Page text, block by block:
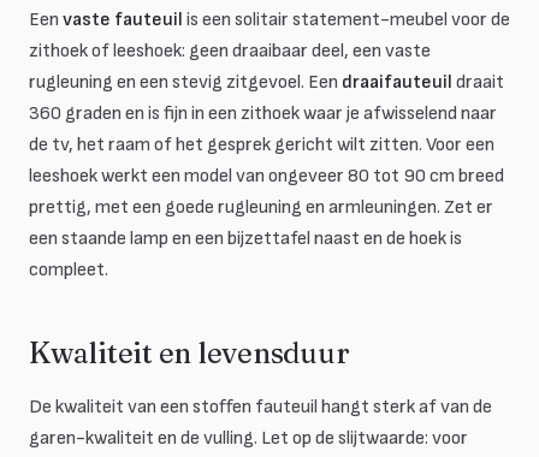
Een vaste fauteuil is een solitair statement-meubel voor de
zithoek of leeshoek: geen draaibaar deel, een vaste
rugleuning en een stevig zitgevoel. Een draaifauteuil draait
360 graden en is fijn in een zithoek waar je afwisselend naar
de tv, het raam of het gesprek gericht wilt zitten. Voor een
leeshoek werkt een model van ongeveer 80 tot 90 cm breed
prettig, met een goede rugleuning en armleuningen. Zet er
een staande lamp en een bijzettafel naast en de hoek is
compleet.
Kwaliteit en levensduur
De kwaliteit van een stoffen fauteuil hangt sterk af van de
garen-kwaliteit en de vulling. Let op de slijtwaarde: voor